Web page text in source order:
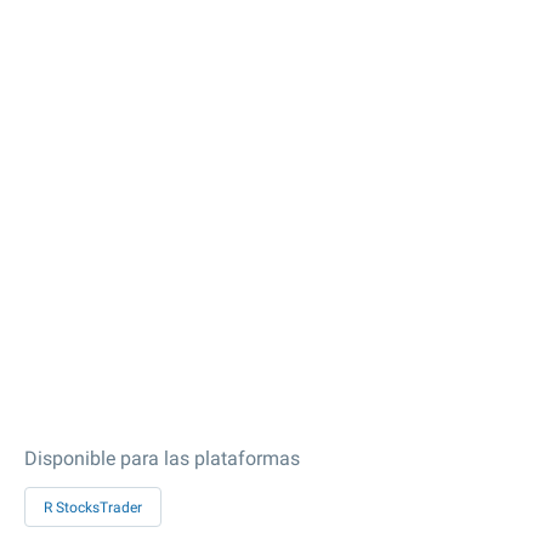
Disponible para las plataformas
R StocksTrader